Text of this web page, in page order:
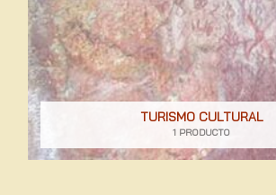
TURISMO CULTURAL
1 PRODUCTO